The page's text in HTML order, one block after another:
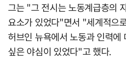
그는 "그 전시는 노동계급층의
요소가 있었다"면서 "세계적으
허브인 뉴욕에서 노동과 인력에
싶은 야심이 있었다"고 했다.